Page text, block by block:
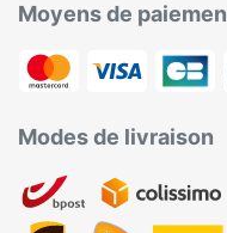
Moyens de
Modes de livraison